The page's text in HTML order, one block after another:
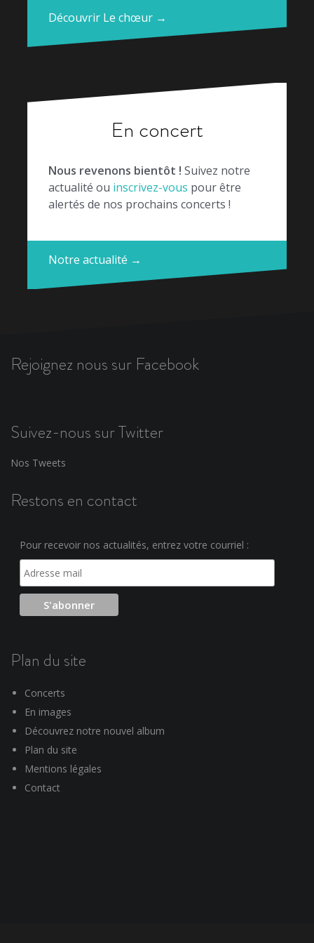
Découvrir Le chœur →
En concert
Nous revenons bientôt ! Suivez notre
actualité ou inscrivez-vous pour être
alertés de nos prochains concerts !
Notre actualité →
Rejoignez nous sur Facebook
Suivez-nous sur Twitter
Nos Tweets
Restons en contact
Pour recevoir nos actualités, entrez votre courriel :
Plan du site
Concerts
En images
Découvrez notre nouvel album
Plan du site
Mentions légales
Contact